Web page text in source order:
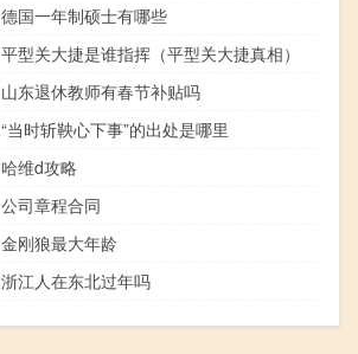
德国一年制硕士有哪些
平型关大捷是谁指挥（平型关大捷真相）
山东退休教师有春节补贴吗
“当时斩鞅心下事”的出处是哪里
哈维d攻略
公司章程合同
金刚狼最大年龄
浙江人在东北过年吗